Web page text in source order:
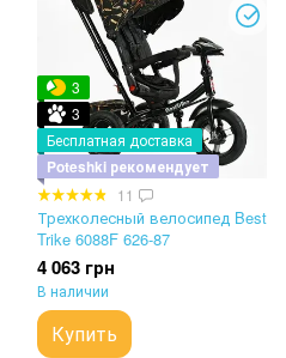
3
3
Бесплатная доставка
Poteshki рекомендует
11
Трехколесный велосипед Best
Trike 6088F 626-87
4 063 грн
В наличии
Купить